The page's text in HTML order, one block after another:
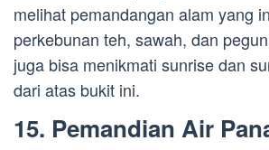
melihat pemandangan alam yang
perkebunan teh, sawah, dan
juga bisa menikmati sunrise dan
dari atas bukit ini.
15. Pemandian Air